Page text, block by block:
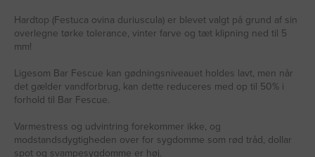
Hardtop (Festuca ovina duriuscula) er blevet valgt på grund af sin
overlegne tørke tolerance, vinter farve og tæt klipning ned til 5
mm!
Ligesom Bar Fescue kan gødningsniveauet holdes lavt, men når
det gælder vandforbrug, kan dette reduceres med op til 50% i
forhold til Bar Fescue.
Varmestress og udvintring forekommer ikke, og
modstandsdygtigheden over for sygdomme som rød tråd, dollar
spot og svampesygdomme er høj.